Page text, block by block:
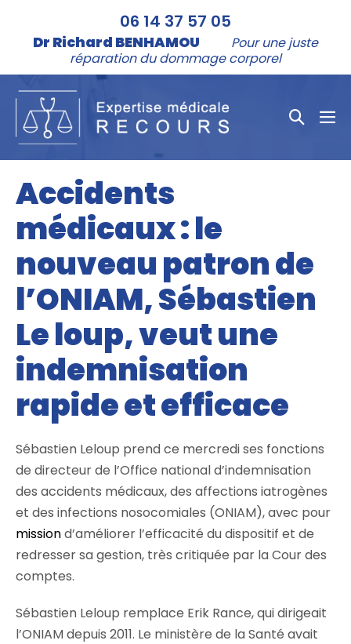
contenu
06 14 37 57 05
Dr Richard BENHAMOU
Pour une juste
réparation du dommage corporel
Accidents
médicaux : le
nouveau patron de
l’ONIAM, Sébastien
Le loup, veut une
indemnisation
rapide et efficace
Sébastien Leloup prend ce mercredi ses fonctions
de directeur de l’Office national d’indemnisation
des accidents médicaux, des affections iatrogènes
et des infections nosocomiales (ONIAM), avec pour
missiond’améliorer l’efficacité du dispositif et de
redresser sa gestion, très critiquée par la Cour des
comptes.
Sébastien Leloup remplace Erik Rance, qui dirigeait
l’ONIAM depuis 2011. Le ministère de la Santé avait